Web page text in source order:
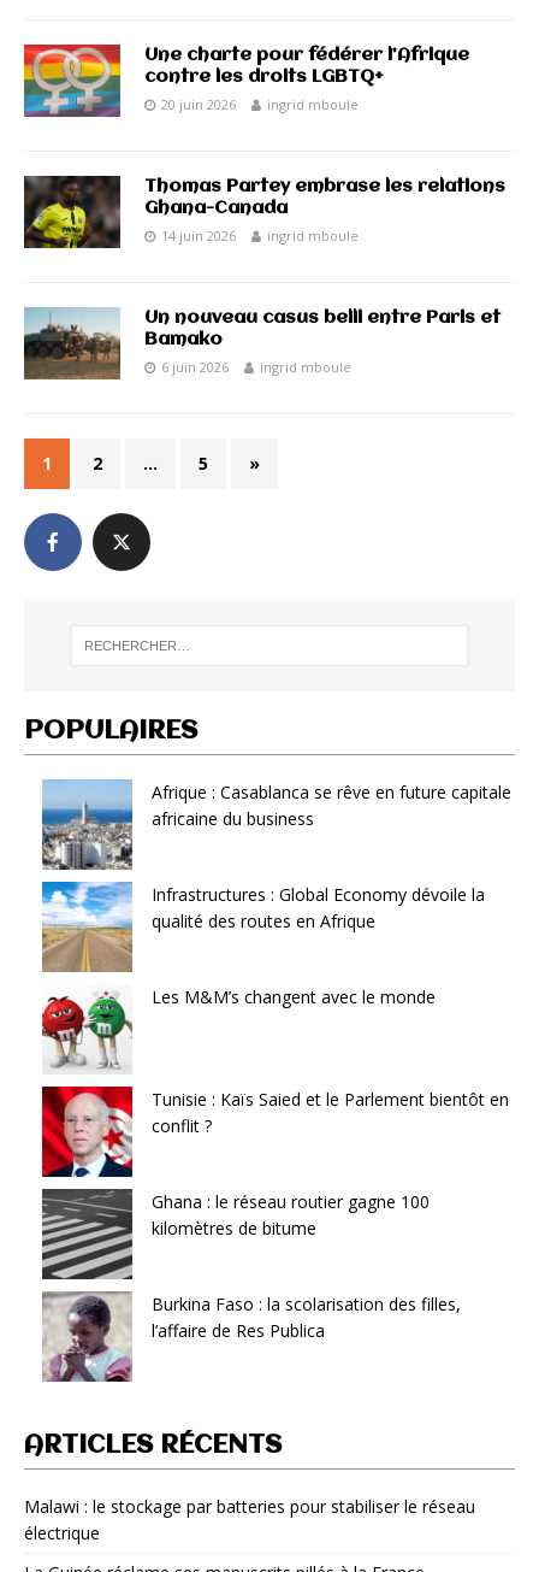
Une charte pour fédérer l’Afrique
contre les droits LGBTQ+
20 juin 2026 ingrid mboule
Thomas Partey embrase les relations
Ghana-Canada
14 juin 2026 ingrid mboule
Un nouveau casus belli entre Paris et
Bamako
6 juin 2026 ingrid mboule
1 2 … 5 »
POPULAIRES
Afrique : Casablanca se rêve en future capitale
africaine du business
Infrastructures : Global Economy dévoile la
qualité des routes en Afrique
Les M&M’s changent avec le monde
Tunisie : Kaïs Saied et le Parlement bientôt en
conflit ?
Ghana : le réseau routier gagne 100
kilomètres de bitume
Burkina Faso : la scolarisation des filles,
l’affaire de Res Publica
ARTICLES RÉCENTS
Malawi : le stockage par batteries pour stabiliser le réseau
électrique